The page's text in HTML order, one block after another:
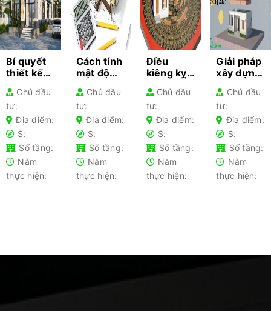
Bí quyết
thiết kế
cho từng
loại nhà
phổ biến-
Kiến thức
không
thể bỏ lỡ
Chủ đầu
tư:
Địa điểm:
S:
Số tầng:
Năm
thực hiện:
Cách tính
mật độ
– Hướng
dẫn chi
tiết cho
gia chủ
Chủ đầu
tư:
Địa điểm:
S:
Số tầng:
Năm
thực hiện:
Điều
kiêng kỵ
nhà gia
chủ lần
đầu xây
nhà nên
tránh
Chủ đầu
tư:
Địa điểm:
S:
Số tầng:
Năm
thực hiện:
Giải pháp
xây dựng
nhanh
chóng
2025 –
Tối ưu chi
phí
Chủ đầu
tư:
Địa điểm:
S:
Số tầng:
Năm
thực hiện: